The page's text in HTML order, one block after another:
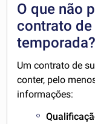
O que não
contrato
temporada?
Um contrato de
conter, pelo
informações: